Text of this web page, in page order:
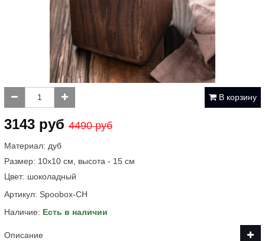
В корзину
3143 руб 4490 руб
Материал: дуб
Размер: 10x10 см, высота - 15 см
Цвет: шоколадный
Артикул: Spoobox-CH
Наличие: Есть в наличии
Описание